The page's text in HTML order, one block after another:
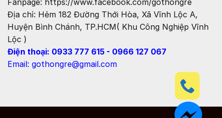
Fanpage: https://www.facebook.com/gothongre
Địa chỉ: Hẻm 182 Đường Thới Hòa, Xã Vĩnh Lộc A,
Huyện Bình Chánh, TP.HCM( Khu Công Nghiệp Vĩnh
Lộc )
Điện thoại: 0933 777 615 - 0966 127 067
Email: gothongre@gmail.com